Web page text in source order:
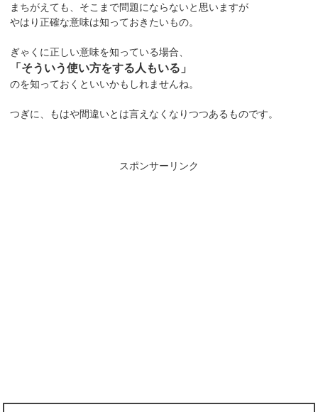
まちがえても、そこまで問題にならないと思いますが
やはり正確な意味は知っておきたいもの。
ぎゃくに正しい意味を知っている場合、
「そういう使い方をする人もいる」
のを知っておくといいかもしれませんね。
つぎに、もはや間違いとは言えなくなりつつあるものです。
スポンサーリンク